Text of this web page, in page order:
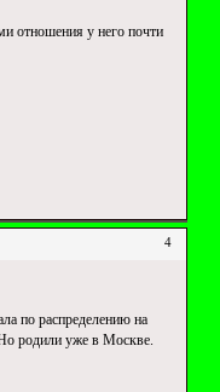
отношения у него почти
4
по распределению на
родили уже в Москве.